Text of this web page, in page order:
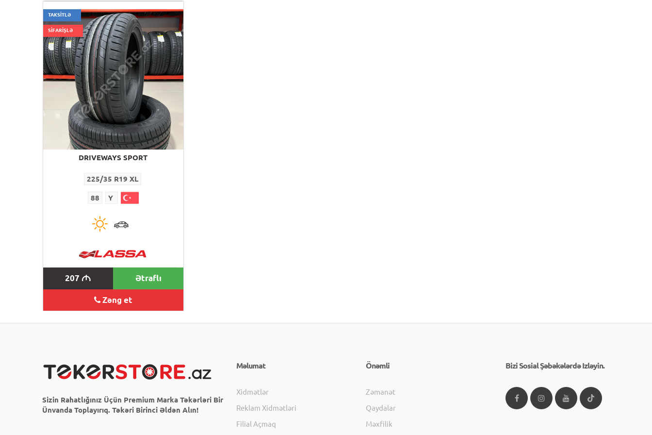
TAKSİTLƏ
SİFARİŞLƏ
DRIVEWAYS SPORT
225/35 R19 XL
88 Y
207 M Ətraflı
Zəng et
Sizin Rahatlığınız Üçün Premium Marka Təkərləri Bir
Ünvanda Toplayırıq. Təkəri Birinci Əldən Alın!
Məlumat
Xidmətlər
Reklam Xidmətləri
Filial Açmaq
Önəmli
Zəmanət
Qaydalar
Məxfilik
Bizi Sosial Şəbəkələrdə Izləyin.